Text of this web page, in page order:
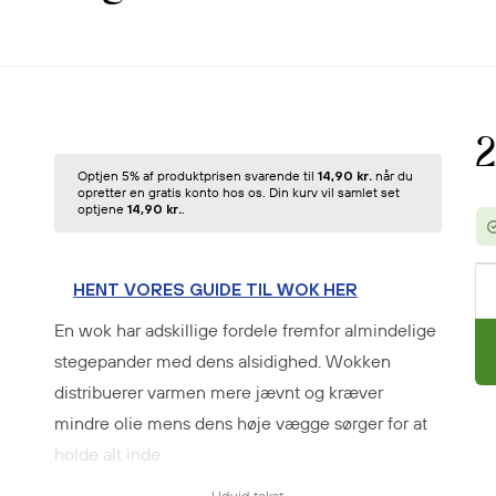
Optjen 5% af produktprisen svarende til 14,90 kr.når du
opretter en gratis konto hos os. Din kurv vil samlet set
optjene 14,90 kr..
HENT VORES GUIDE TIL WOK HER
En wok har adskillige fordele fremfor almindelige
stegepander med dens alsidighed. Wokken
distribuerer varmen mere jævnt og kræver
mindre olie mens dens høje vægge sørger for at
holde alt inde.
: Vask wok grundig rent med sæbe